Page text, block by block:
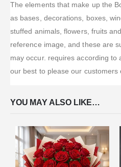
The elements that make up the
as bases, decorations, boxes,
stuffed animals, flowers, fruits
reference image, and these are
may occur. requires according to
our best to please our customers
YOU MAY ALSO LIKE…